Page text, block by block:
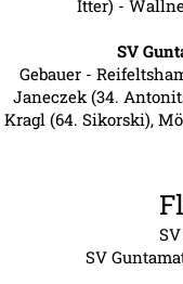
Itter) -
SV
Gebauer -
Janeczek (34.
Kragl (64. Sikorski),
SV